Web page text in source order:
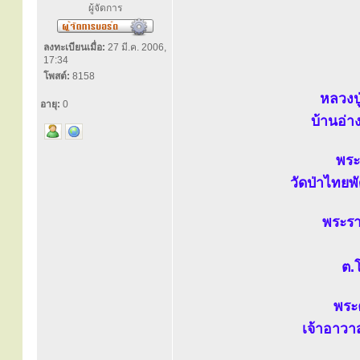
ผู้จัดการ
ลงทะเบียนเมื่อ: 27 มี.ค. 2006,
17:34
โพสต์: 8158
อายุ: 0
หลวง
บ้านอ่า
พร
วัดป่าไทย
พระร
ต.
พร
เจ้าอาว